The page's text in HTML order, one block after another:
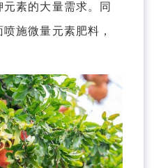
素的大量需求。同
施微量元素肥料，